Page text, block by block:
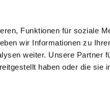
Funktionen für soziale
wir Informationen zu
weiter. Unsere Partner
haben oder die sie